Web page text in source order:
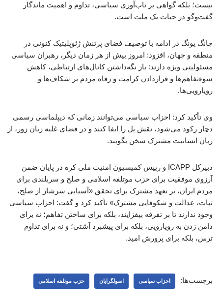
نیست؛ بلکه گواهی بر تاب‌آوری سیاسی، تداوم و اهمیت ماندگار
گفت‌وگو در حیات یک ملت است.
چانگ یونگ در ادامه با توصیف فضای پرتنش ژئوپلیتیک کنونی در
منطقه و جهان، افزود: امروز بیش از هر زمان دیگر، رهبران سیاسی
مسئولیتی ویژه دارند: باز نگه‌داشتن کانال‌های ارتباطی، کاهش
سوءتفاهم‌ها و قراردادن کرامت و رفاه مردم بر شکاف‌ها و
رویارویی‌ها.
وی تأکید کرد: احزاب سیاسی می‌توانند زمانی که دیپلماسی رسمی
دچار رکود می‌شود، نقش پل را ایفا کنند و در فضای غلبه زبان زور، از
زبان انسانیت مشترک سخن بگویند.
دبیرکل ICAPP و رییس کمیسیون امنیت ملی کره در پایان ضمن
آرزوی موفقیت برای حزب موتلفه اسلامی و صلح و سربلندی برای
مردم ایران، بر تعهد مشترک برای تحقق «آسیایی سرشار از صلح،
ثبات، عدالت و شکوفایی مشترک» تأکید کرد و گفت: احزاب سیاسی
وجود ندارند تا بر تفرقه بیفزایند، بلکه برای ساختن تفاهم؛ نه برای
دامن زدن به رویارویی، بلکه برای پیشبرد آشتی؛ و نه برای تداوم
ترس، بلکه برای پرورش امید.
برچسب‌ها: احزاب سیاسی اصولگرایان حزب موتلفه اسلامی